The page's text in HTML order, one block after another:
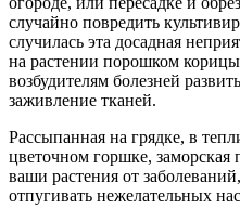
случайно повредить
случилась эта досадная
на растении порошком
возбудителям болезней
заживление тканей.
Рассыпанная на грядке, в
цветочном горшке, заморская
ваши растения от
отпугивать нежелательных